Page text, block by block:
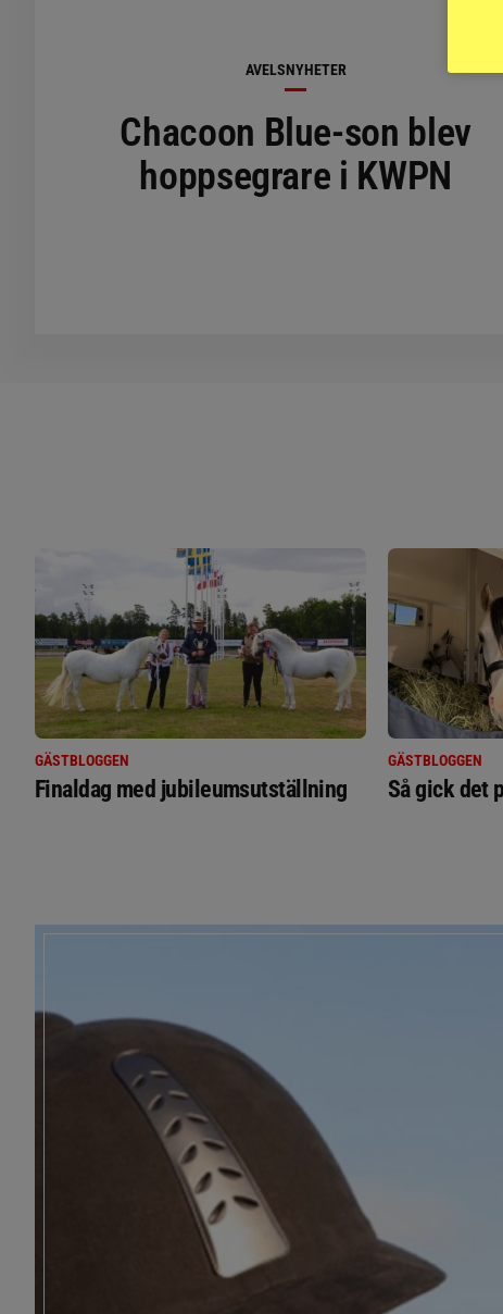
AVELSNYHETER
Chacoon Blue-son blev
hoppsegrare i KWPN
GÄSTBLOGGEN
Finaldag med jubileumsutställning
GÄSTBLOGGEN
Så gick det